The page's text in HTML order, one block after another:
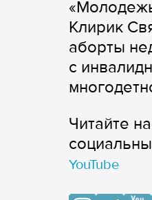
Клирик
аборты
с
Читайте
YouTube